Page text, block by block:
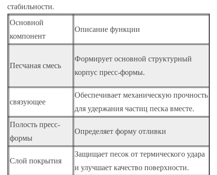
стабильности.
Основной
компонент
Описание функции
Песчаная смесь
Формирует основной структурный
корпус пресс-формы.
связующее
Обеспечивает механическую прочность
для удержания частиц песка вместе.
Полость пресс-
формы
Определяет форму отливки
Слой покрытия
Защищает песок от термического удара
и улучшает качество поверхности.